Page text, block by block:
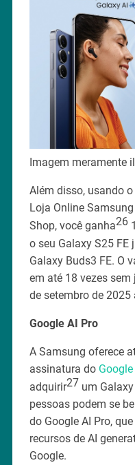
Imagem meramente
Além disso, usando
Loja Online
Shop, você ganha26
o seu Galaxy S25
Galaxy Buds3 FE. O
em até 18 vezes
de setembro de
Google AI Pro
A Samsung oferece
assinatura do
adquirir27 um
pessoas podem se
do Google AI Pro,
recursos de AI
Google.